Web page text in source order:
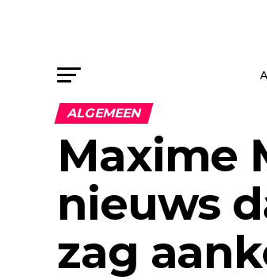
ALGEMEEN
Maxime
nieuws
zag